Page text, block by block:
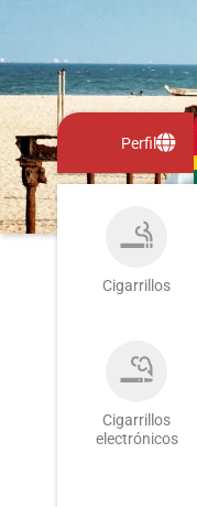
Perfil
Cigarrillos
Cigarrillos
electrónicos